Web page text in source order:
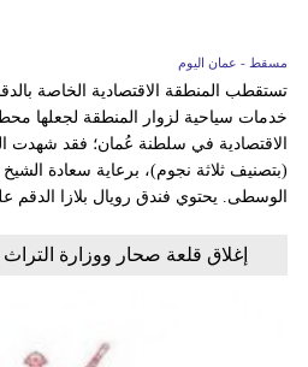
مسقط - عمان اليوم
تستقطب المنطقة الاقتصادية الخاصة
خدمات سياحية لزوار المنطقة لجعلها
الاقتصادية في سلطنة عُمان؛ فقد شهدت
(بتصنيف ثلاثة نجوم)، برعاية سعادة
الوسطى. يحتوي فندق رويال بلازا الدقم على 68 غرفة
إغلاق قلعة صحار ووزارة